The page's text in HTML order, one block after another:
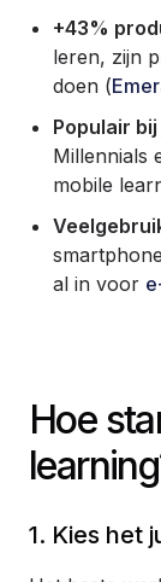
+43%
leren, zijn
doen (
Populair
Millennials
mobile
al in voor
Hoe
1. Kies het